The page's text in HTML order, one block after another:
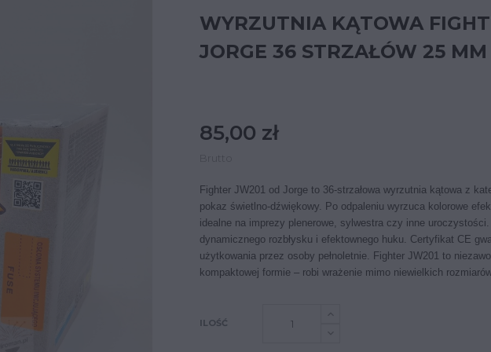
WYRZUTNIA KĄTOWA
JORGE 36 STRZAŁÓW 25
85,00 zł
Brutto
Fighter JW201 od Jorge to 36-strzałowa wyrzutnia kątowa z
pokaz świetlno-dźwiękowy. Po odpaleniu wyrzuca kolorowe
idealne na imprezy plenerowe, sylwestra czy inne uroczystości.
dynamicznego rozbłysku i efektownego huku. Certyfikat CE
użytkowania przez osoby pełnoletnie. Fighter JW201 to
kompaktowej formie – robi wrażenie mimo niewielkich
ILOŚĆ